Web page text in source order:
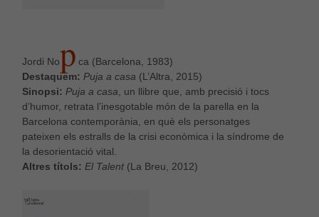
Jordi NoP ca (Barcelona, 1983)
Destaquem: Puja a casa (L’Altra, 2015)
Sinopsi: Puja a casa, un llibre que, amb precisió i tocs
d’humor, retrata l’inesgotable món de la parella en la
Barcelona contemporània, en què els personatges
pateixen els estralls de la crisi econòmica i la síndrome de
la desorientació vital.
Altres títols: El Talent(La Breu, 2012)